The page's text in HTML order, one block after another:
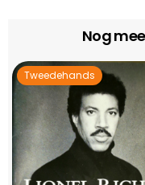
Nog
Tweedehands